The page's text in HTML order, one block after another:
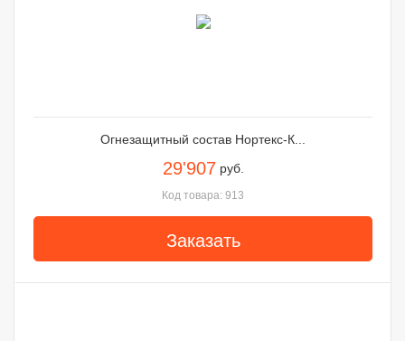
Огнезащитный состав Нортекс-К...
29'907 руб.
Код товара: 913
Заказать